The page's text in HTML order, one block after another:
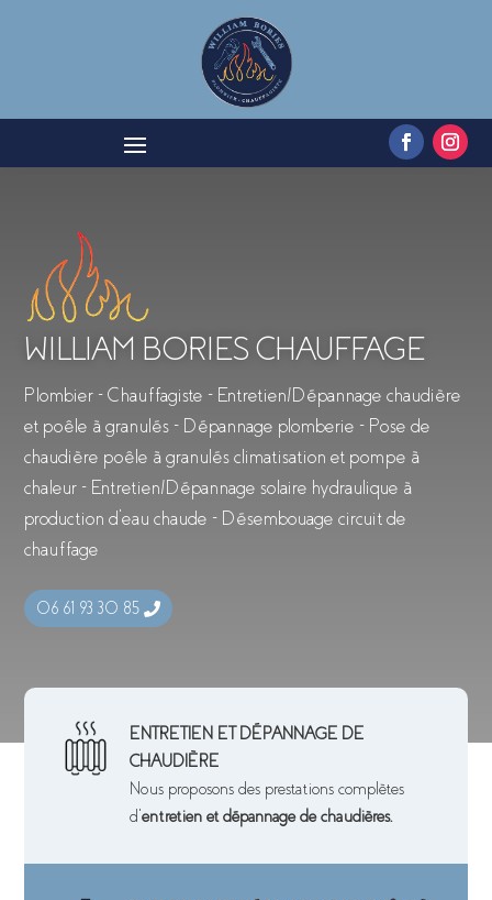
WILLIAM BORIES CHAUFFAGE
Plombier – Chauffagiste – Entretien/Dépannage chaudière
et poêle à granulés – Dépannage plomberie – Pose de
chaudière poêle à granulés climatisation et pompe à
chaleur – Entretien/Dépannage solaire hydraulique à
production d’eau chaude – Désembouage circuit de
chauffage
06 61 93 30 85
ENTRETIEN ET DÉPANNAGE DE
CHAUDIÈRE
Nous proposons des prestations complètes
d’entretien et dépannage de chaudières.